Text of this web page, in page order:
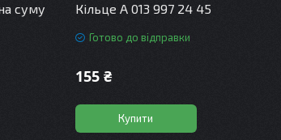
суму
Кільце A 013 997 24 45
Готово до відправки
155 ₴
Купити